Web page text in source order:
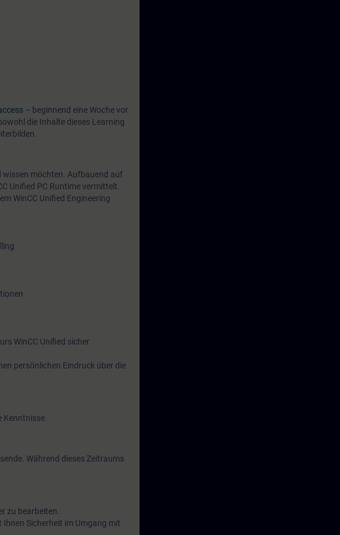
– beginnend eine Woche vor
die Inhalte dieses Learning
wissen möchten. Aufbauend auf
Unified PC Runtime vermittelt.
WinCC Unified Engineering
WinCC Unified sicher
persönlichen Eindruck über die
Kenntnisse.
Während dieses Zeitraums
zu bearbeiten.
Ihnen Sicherheit im Umgang mit